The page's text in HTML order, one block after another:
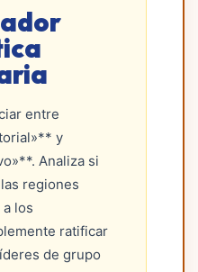
entre
y
Analiza si
regiones
los
ratificar
de grupo